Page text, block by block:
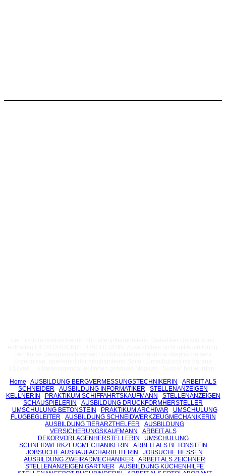
Home
AUSBILDUNG BERGVERMESSUNGSTECHNIKERIN
ARBEIT ALS
SCHNEIDER
AUSBILDUNG INFORMATIKER
STELLENANZEIGEN
KELLNERIN
PRAKTIKUM SCHIFFAHRTSKAUFMANN
STELLENANZEIGEN
SCHAUSPIELERIN
AUSBILDUNG DRUCKFORMHERSTELLER
UMSCHULUNG BETONSTEIN
PRAKTIKUM ARCHIVAR
UMSCHULUNG
FLUGBEGLEITER
AUSBILDUNG SCHNEIDWERKZEUGMECHANIKERIN
AUSBILDUNG TIERARZTHELFER
AUSBILDUNG
VERSICHERUNGSKAUFMANN
ARBEIT ALS
DEKORVORLAGENHERSTELLERIN
UMSCHULUNG
SCHNEIDWERKZEUGMECHANIKERIN
ARBEIT ALS BETONSTEIN
JOBSUCHE AUSBAUFACHARBEITERIN
JOBSUCHE HESSEN
AUSBILDUNG ZWEIRADMECHANIKER
ARBEIT ALS ZEICHNER
STELLENANZEIGEN GÄRTNER
AUSBILDUNG KÜCHENHILFE